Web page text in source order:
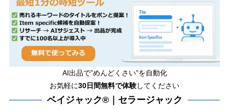
AI出品で”めんどくさい”を自動化
お気軽に30日間無料で体験してください
ベイジャック®｜セラージャック